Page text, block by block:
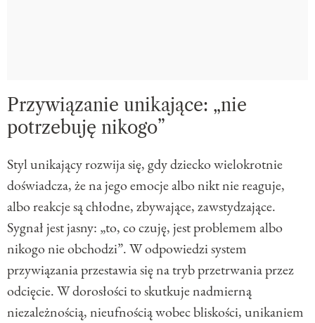
Przywiązanie unikające: „nie
potrzebuję nikogo”
Styl unikający rozwija się, gdy dziecko wielokrotnie
doświadcza, że na jego emocje albo nikt nie reaguje,
albo reakcje są chłodne, zbywające, zawstydzające.
Sygnał jest jasny: „to, co czuję, jest problemem albo
nikogo nie obchodzi”. W odpowiedzi system
przywiązania przestawia się na tryb przetrwania przez
odcięcie. W dorosłości to skutkuje nadmierną
niezależnością, nieufnością wobec bliskości, unikaniem